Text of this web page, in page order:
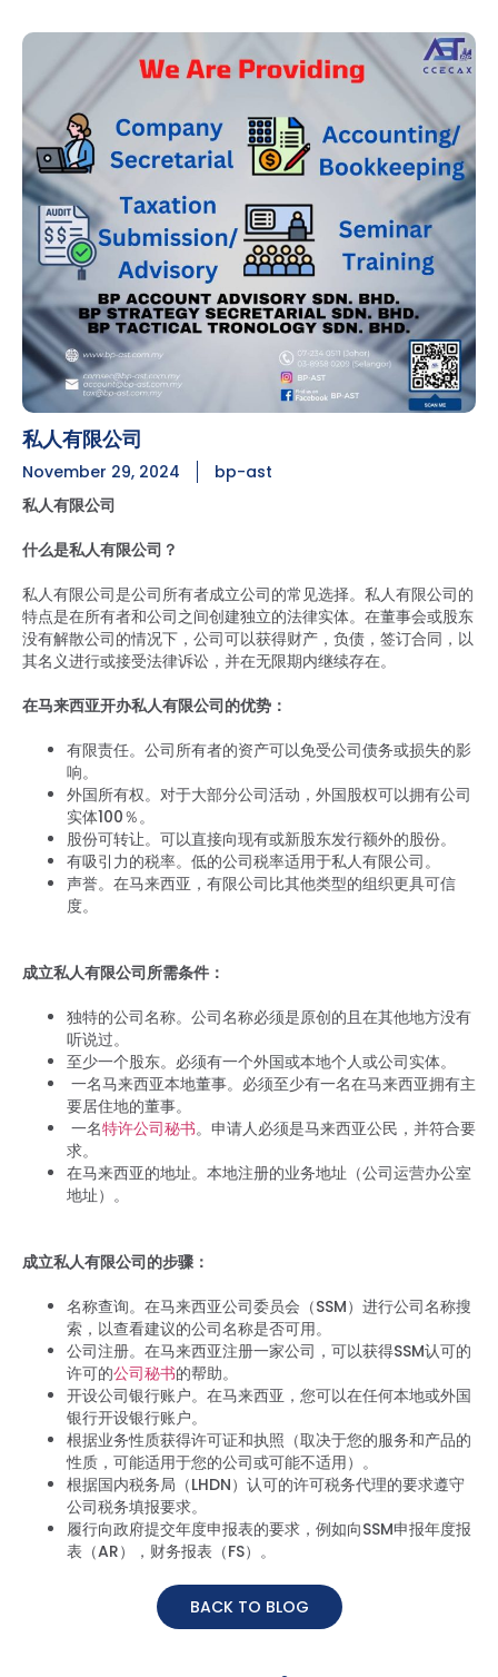
私人有限公司
November 29, 2024
bp-ast
私人有限公司
什么是私人有限公司？
私人有限公司是公司所有者成立公司的常见选择。私人有限公司的
特点是在所有者和公司之间创建独立的法律实体。在董事会或股东
没有解散公司的情况下，公司可以获得财产，负债，签订合同，以
其名义进行或接受法律诉讼，并在无限期内继续存在。
在马来西亚开办私人有限公司的优势：
有限责任。公司所有者的资产可以免受公司债务或损失的影
响。
外国所有权。对于大部分公司活动，外国股权可以拥有公司
实体100％。
股份可转让。可以直接向现有或新股东发行额外的股份。
有吸引力的税率。低的公司税率适用于私人有限公司。
声誉。在马来西亚，有限公司比其他类型的组织更具可信
度。
成立私人有限公司所需条件：
独特的公司名称。公司名称必须是原创的且在其他地方没有
听说过。
至少一个股东。必须有一个外国或本地个人或公司实体。
一名马来西亚本地董事。必须至少有一名在马来西亚拥有主
要居住地的董事。
一名特许公司秘书。申请人必须是马来西亚公民，并符合要
求。
在马来西亚的地址。本地注册的业务地址（公司运营办公室
地址）。
成立私人有限公司的步骤：
名称查询。在马来西亚公司委员会（SSM）进行公司名称搜
索，以查看建议的公司名称是否可用。
公司注册。在马来西亚注册一家公司，可以获得SSM认可的
许可的公司秘书的帮助。
开设公司银行账户。在马来西亚，您可以在任何本地或外国
银行开设银行账户。
根据业务性质获得许可证和执照（取决于您的服务和产品的
性质，可能适用于您的公司或可能不适用）。
根据国内税务局（LHDN）认可的许可税务代理的要求遵守
公司税务填报要求。
履行向政府提交年度申报表的要求，例如向SSM申报年度报
表（AR），财务报表（FS）。
BACK TO BLOG